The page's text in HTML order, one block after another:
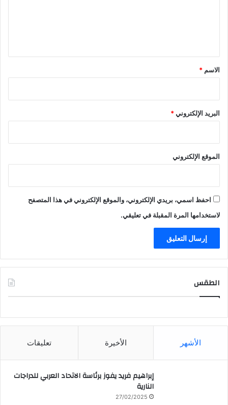
*
الاسم *
البريد الإلكتروني*
الموقع الإلكتروني
احفظ اسمي، بريدي الإلكتروني، والموقع الإلكتروني في هذا المتصفح
لاستخدامها المرة المقبلة في تعليقي.
الطقس
الأشهر الأخيرة تعليقات
إبراهيم فريد يفوز برئاسة الاتحاد العربي للدراجات
النارية
27/02/2025